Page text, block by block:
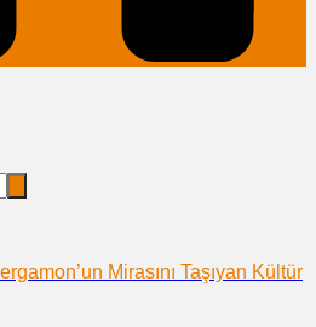
Mirasını Taşıyan Kültür